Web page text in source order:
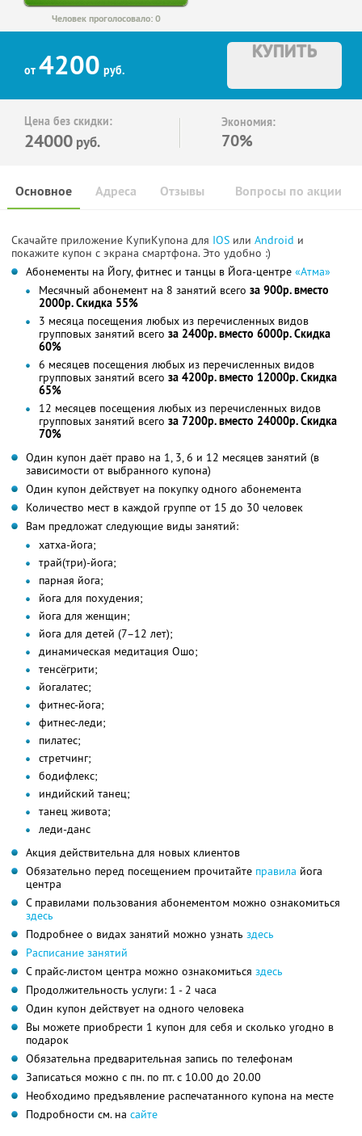
Человек проголосовало: 0
от 4200 руб.
КУПИТЬ
Цена без скидки:
24000 руб.
Экономия:
70%
Основное Отзывы Вопросы по акции
Адреса
Скачайте приложение КупиКупона для IOS или Android и
покажите купон с экрана смартфона. Это удобно :)
Абонементы на Йогу, фитнес и танцы в Йога-центре «Атма»
Месячный абонемент на 8 занятий всего за 900р. вместо
2000р. Скидка 55%
3 месяца посещения любых из перечисленных видов
групповых занятий всего за 2400р. вместо 6000р. Скидка
60%
6 месяцев посещения любых из перечисленных видов
групповых занятий всего за 4200р. вместо 12000р. Скидка
65%
12 месяцев посещения любых из перечисленных видов
групповых занятий всего за 7200р. вместо 24000р. Скидка
70%
Один купон даёт право на 1, 3, 6 и 12 месяцев занятий (в
зависимости от выбранного купона)
Один купон действует на покупку одного абонемента
Количество мест в каждой группе от 15 до 30 человек
Вам предложат следующие виды занятий:
хатха-йога;
трай(три)-йога;
парная йога;
йога для похудения;
йога для женщин;
йога для детей (7–12 лет);
динамическая медитация Ошо;
тенсёгрити;
йогалатес;
фитнес-йога;
фитнес-леди;
пилатес;
стретчинг;
бодифлекс;
индийский танец;
танец живота;
леди-данс
Акция действительна для новых клиентов
Обязательно перед посещением прочитайте правила йога
центра
С правилами пользования абонементом можно ознакомиться
здесь
Подробнее о видах занятий можно узнать здесь
Расписание занятий
С прайс-листом центра можно ознакомиться здесь
Продолжительность услуги: 1 - 2 часа
Один купон действует на одного человека
Вы можете приобрести 1 купон для себя и сколько угодно в
подарок
Обязательна предварительная запись по телефонам
Записаться можно с пн. по пт. с 10.00 до 20.00
Необходимо предъявление распечатанного купона на месте
Подробности см. на сайте